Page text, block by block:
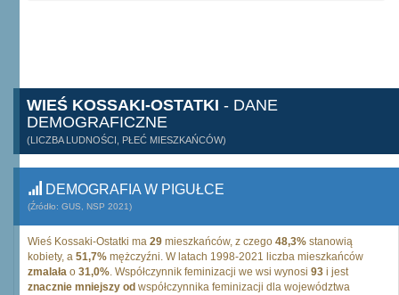
WIEŚ KOSSAKI-OSTATKI - DANE
DEMOGRAFICZNE
(LICZBA LUDNOŚCI, PŁEĆ MIESZKAŃCÓW)
DEMOGRAFIA W PIGUŁCE
(Źródło: GUS, NSP 2021)
Wieś Kossaki-Ostatki ma 29 mieszkańców, z czego 48,3% stanowią
kobiety, a 51,7% mężczyźni. W latach 1998-2021 liczba mieszkańców
zmalała o 31,0%. Współczynnik feminizacji we wsi wynosi 93 i jest
znacznie mniejszy od współczynnika feminizacji dla województwa